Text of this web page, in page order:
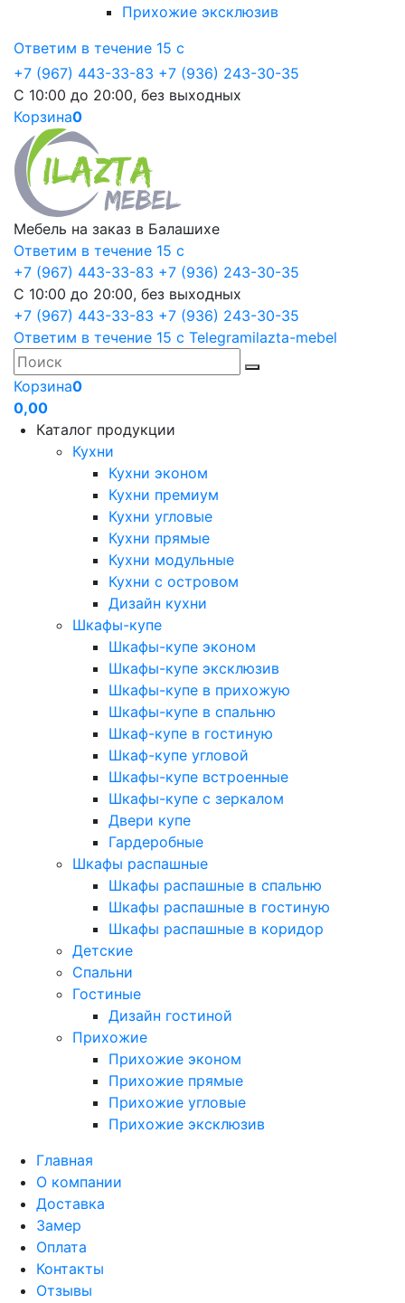
Прихожие эксклюзив
Ответим в течение 15 с
+7 (967) 443-33-83 +7 (936) 243-30-35
С 10:00 до 20:00, без выходных
Корзина0
Мебель на заказ в Балашихе
Ответим в течение 15 с
+7 (967) 443-33-83 +7 (936) 243-30-35
С 10:00 до 20:00, без выходных
+7 (967) 443-33-83 +7 (936) 243-30-35
Ответим в течение 15 с Telegramilazta-mebel
Корзина0
0,00
Каталог продукции
Кухни
Кухни эконом
Кухни премиум
Кухни угловые
Кухни прямые
Кухни модульные
Кухни с островом
Дизайн кухни
Шкафы-купе
Шкафы-купе эконом
Шкафы-купе эксклюзив
Шкафы-купе в прихожую
Шкафы-купе в спальню
Шкаф-купе в гостиную
Шкаф-купе угловой
Шкафы-купе встроенные
Шкафы-купе с зеркалом
Двери купе
Гардеробные
Шкафы распашные
Шкафы распашные в спальню
Шкафы распашные в гостиную
Шкафы распашные в коридор
Детские
Спальни
Гостиные
Дизайн гостиной
Прихожие
Прихожие эконом
Прихожие прямые
Прихожие угловые
Прихожие эксклюзив
Главная
О компании
Доставка
Замер
Оплата
Контакты
Отзывы